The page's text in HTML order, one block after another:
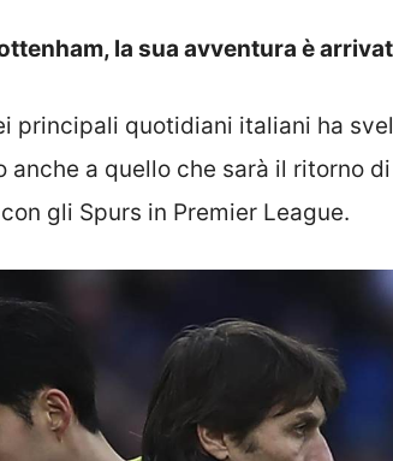
la sua avventura è
principali quotidiani italiani ha
anche a quello che sarà il ritorno
gli Spurs in Premier League.